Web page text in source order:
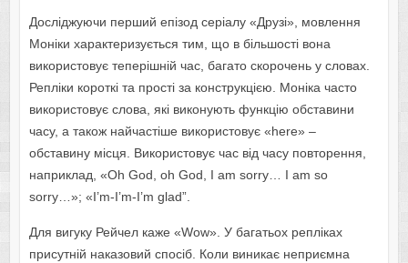
Досліджуючи перший епізод серіалу «Друзі», мовлення
Моніки характеризується тим, що в більшості вона
використовує теперішній час, багато скорочень у словах.
Репліки короткі та прості за конструкцією. Моніка часто
використовує слова, які виконують функцію обставини
часу, а також найчастіше використовує «here» –
обставину місця. Використовує час від часу повторення,
наприклад, «Oh God, oh God, I am sorry… I am so
sorry…»; «I’m-I’m-I’m glad”.
Для вигуку Рейчел каже «Wow». У багатьох репліках
присутній наказовий спосіб. Коли виникає неприємна